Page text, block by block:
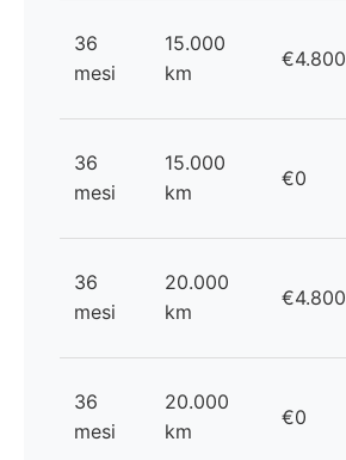
36
mesi
15.000
km
€4.800
36
mesi
15.000
km
€0
36
mesi
20.000
km
€4.800
36
mesi
20.000
km
€0